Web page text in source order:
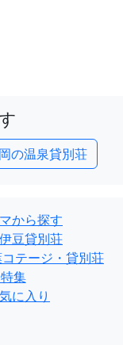
の温泉貸別荘
から探す
豆貸別荘
テージ・貸別荘
集
に入り